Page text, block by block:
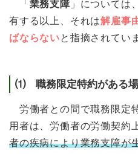
「 業務支障 」については
有する以上、それは解雇事
ばならないと指摘されてい
⑴ 職務限定特約がある
労働者との間で職務限定
用者は、労働者の労働契約
者の疾病により業務支障が